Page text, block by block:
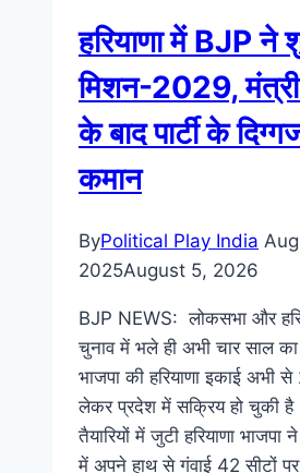
हरियाणा में BJP ने
मिशन-2029,
के बाद पार्टी के
कमान
ByPolitical Play India
2025August 5, 2026
BJP NEWS: लोकसभा और
चुनाव में भले ही अभी चार साल
भाजपा की हरियाणा इकाई अभी
लेकर प्रदेश में सक्रिय हो चुकी
तैयारियों में जुटी हरियाणा भाजपा
में अपने हाथ से गंवाई 42 सीटों